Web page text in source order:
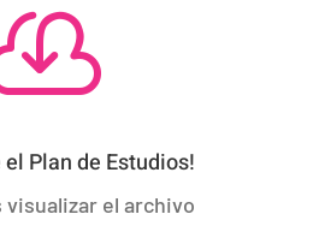
Plan de Estudios!
visualizar el archivo